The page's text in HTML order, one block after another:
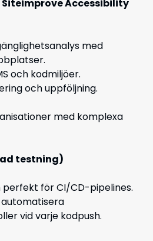
Accessibility
med
och kodmiljöer.
och uppföljning.
med komplexa
testning)
perfekt för CI/CD-pipelines.
vid varje kodpush.